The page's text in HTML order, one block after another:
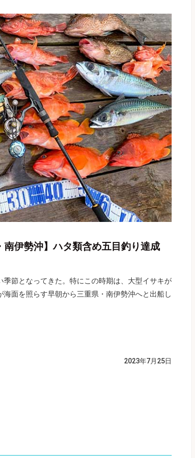
伊勢沖】ハタ類含め五目釣り達成
節となってきた。特にこの時期は、大型イサキが
面を照らす早朝から三重県・南伊勢沖へと出船し
2023年7月25日